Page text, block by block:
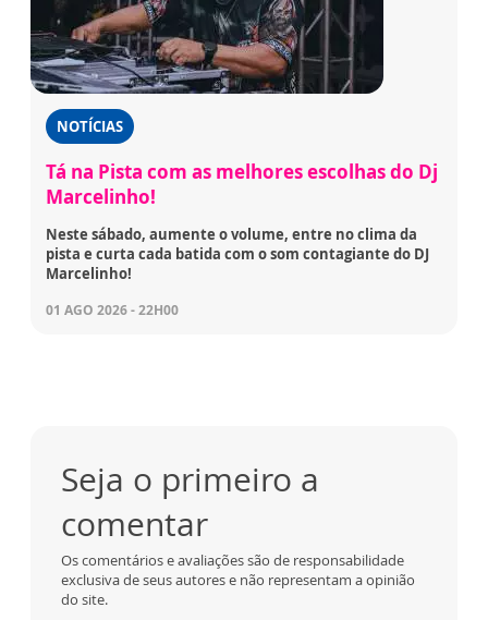
NOTÍCIAS
Tá na Pista com as melhores escolhas do Dj
Marcelinho!
Neste sábado, aumente o volume, entre no clima da
pista e curta cada batida com o som contagiante do DJ
Marcelinho!
01 AGO 2026 - 22H00
Seja o primeiro a
comentar
Os comentários e avaliações são de responsabilidade
exclusiva de seus autores e não representam a opinião
do site.